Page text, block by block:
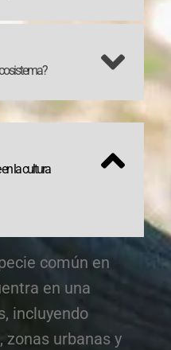
la cultura
común en
en una
incluyendo
zonas urbanas y